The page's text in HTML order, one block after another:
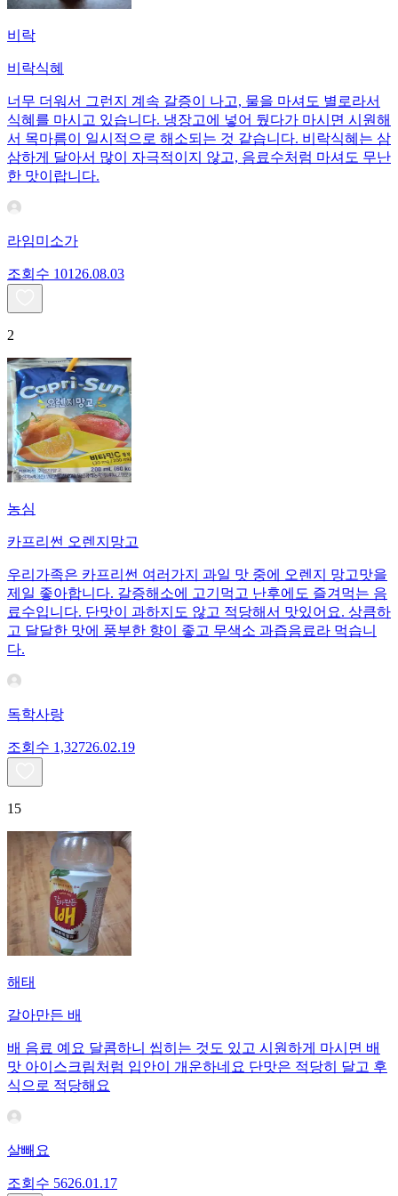
비락
비락식혜
너무 더워서 그런지 계속 갈증이 나고, 물을 마셔도 별로라서
식혜를 마시고 있습니다. 냉장고에 넣어 뒀다가 마시면 시원해
서 목마름이 일시적으로 해소되는 것 같습니다. 비락식혜는 삼
삼하게 달아서 많이 자극적이지 않고, 음료수처럼 마셔도 무난
한 맛이랍니다.
라임미소가
조회수 101 26.08.03
2
농심
카프리썬 오렌지망고
우리가족은 카프리썬 여러가지 과일 맛 중에 오렌지 망고맛을
제일 좋아합니다. 갈증해소에 고기먹고 난후에도 즐겨먹는 음
료수입니다. 단맛이 과하지도 않고 적당해서 맛있어요. 상큼하
고 달달한 맛에 풍부한 향이 좋고 무색소 과즙음료라 먹습니
다.
독학사랑
조회수 1,32726.02.19
15
해태
갈아만든 배
배 음료 예요 달콤하니 씹히는 것도 있고 시원하게 마시면 배
맛 아이스크림처럼 입안이 개운하네요 단맛은 적당히 달고 후
식으로 적당해요
살빼요
조회수 5626.01.17